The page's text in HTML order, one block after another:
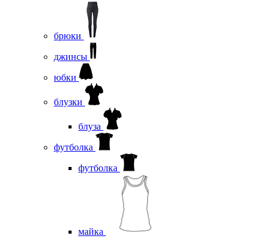
брюки
джинсы
юбки
блузки
блуза
футболка
футболка
майка